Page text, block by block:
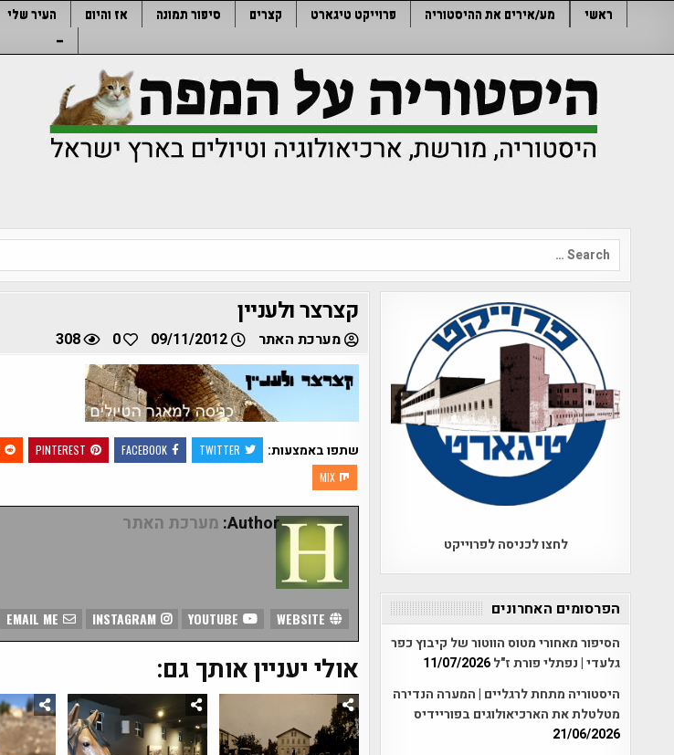
ראשי מע/אירים את ההיסטוריה פרוייקט טיגארט קצרים סיפור תמונה אז והיום העיר שלי
–
Search
for:
קצרצר ולעניין
מערכת האתר 09/11/2012
0
308
שתפו באמצעות: TWITTER
FACEBOOK
PINTEREST
MIX
Author: מערכת האתר
INSTAGRAM
אולי יעניין אותך גם:
לחצו לכניסה לפרוייקט
הפרסומים האחרונים
הסיפור מאחורי מטוס הווטור של קיבוץ כפר
גלעדי | נפתלי פורת ז"ל11/07/2026
היסטוריה מתחת לרגליים | המערה הנדירה
מטלטלת את הארכיאולוגים בפוריידיס
21/06/2026